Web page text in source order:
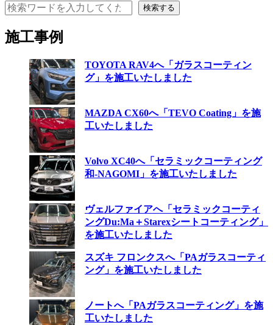
検索 検索する
施工事例
TOYOTA RAV4へ「ガラスコーティン
グ」を施工いたしました
MAZDA CX60へ「TEVO Coating」を施
工いたしました
Volvo XC40へ「セラミックコーティング
和-NAGOMI」を施工いたしました
ヴェルファイアへ「セラミックコーティ
ングDu:Ma＋Starexシートコーティング」
を施工いたしました
スズキ フロンクスへ「PAガラスコーティ
ング」を施工いたしました
ノートへ「PAガラスコーティング」を施
工いたしました